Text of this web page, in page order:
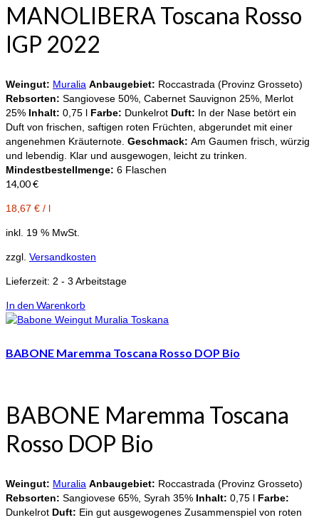
MANOLIBERA Toscana Rosso
IGP 2022
Weingut: Muralia Anbaugebiet: Roccastrada (Provinz Grosseto)
Rebsorten: Sangiovese 50%, Cabernet Sauvignon 25%, Merlot
25% Inhalt: 0,75 l Farbe: Dunkelrot Duft: In der Nase betört ein
Duft von frischen, saftigen roten Früchten, abgerundet mit einer
angenehmen Kräuternote. Geschmack: Am Gaumen frisch, würzig
und lebendig. Klar und ausgewogen, leicht zu trinken.
Mindestbestellmenge: 6 Flaschen
14,00€
18,67 € / l
inkl. 19 % MwSt.
zzgl. Versandkosten
Lieferzeit: 2 - 3 Arbeitstage
In den Warenkorb
BABONE Maremma Toscana Rosso DOP Bio
BABONE Maremma Toscana
Rosso DOP Bio
Weingut: Muralia Anbaugebiet: Roccastrada (Provinz Grosseto)
Rebsorten: Sangiovese 65%, Syrah 35% Inhalt: 0,75 l Farbe:
Dunkelrot Duft: Ein gut ausgewogenes Zusammenspiel von roten